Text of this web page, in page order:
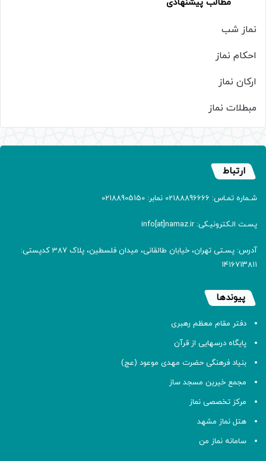
مطالب پیشنهادی
نماز شب
احکام نماز
ارکان نماز
مبطلات نماز
ارتباط
شـماره تمـاس: 02188896666 نمابر: 02188905150
پسـت الـکترونیـکی: info[at]namaz.ir
آدرس: پسـتی تهران، خیابان طالقانی، میدان فلسطین، پلاک 387 کدپستی:
۱۴۱۶۷۱۳۸۱۱
پیوندها
دفتر مقام معظم رهبری
پایگاه درسهایی از قرآن
بنیاد فرهنگی حضرت مهدی موعود (عج)
مجمع خیرین مسجد ساز
مرکز تخصصی نماز
هتل نماز مشهد
سامانه نماز من